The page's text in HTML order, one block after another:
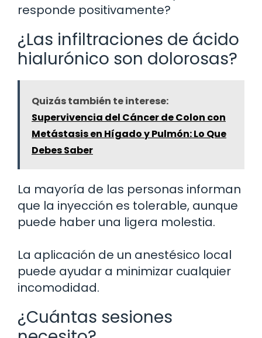
responde positivamente?
¿Las infiltraciones de ácido
hialurónico son dolorosas?
Quizás también te interese:
Supervivencia del Cáncer de Colon con
Metástasis en Hígado y Pulmón: Lo Que
Debes Saber
La mayoría de las personas informan
que la inyección es tolerable, aunque
puede haber una ligera molestia.
La aplicación de un anestésico local
puede ayudar a minimizar cualquier
incomodidad.
¿Cuántas sesiones